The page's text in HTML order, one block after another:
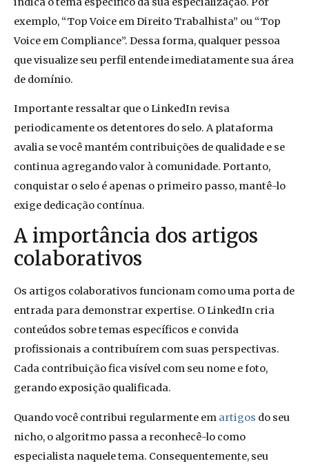
exemplo, “Top Voice em Direito Trabalhista” ou “Top
Voice em Compliance”. Dessa forma, qualquer pessoa
que visualize seu perfil entende imediatamente sua área
de domínio.
Importante ressaltar que o LinkedIn revisa
periodicamente os detentores do selo. A plataforma
avalia se você mantém contribuições de qualidade e se
continua agregando valor à comunidade. Portanto,
conquistar o selo é apenas o primeiro passo, mantê-lo
exige dedicação contínua.
A importância dos artigos
colaborativos
Os artigos colaborativos funcionam como uma porta de
entrada para demonstrar expertise. O LinkedIn cria
conteúdos sobre temas específicos e convida
profissionais a contribuírem com suas perspectivas.
Cada contribuição fica visível com seu nome e foto,
gerando exposição qualificada.
Quando você contribui regularmente em artigos do seu
nicho, o algoritmo passa a reconhecê-lo como
especialista naquele tema. Consequentemente, seu